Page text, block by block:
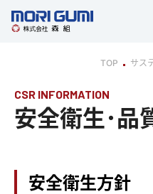
TOP サス
CSR INFORMATION
安全衛生･品
安全衛生方針